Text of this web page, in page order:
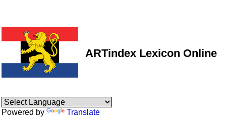
ARTindex Lexicon Online
Powered by Translate